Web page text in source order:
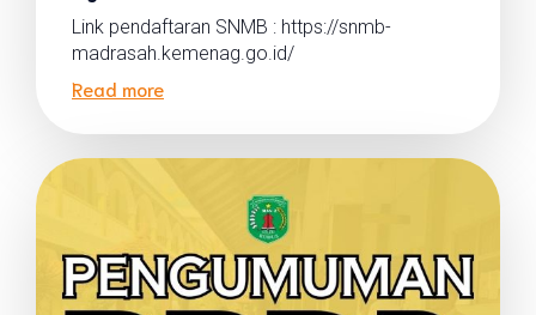
Link pendaftaran SNMB : https://snmb-
madrasah.kemenag.go.id/
Read more